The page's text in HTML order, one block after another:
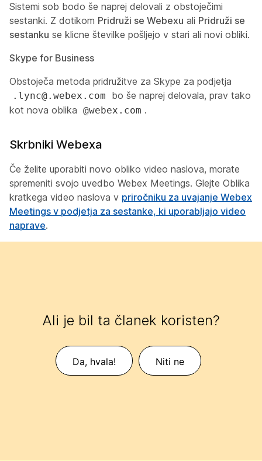
Sistemi sob bodo še naprej delovali z obstoječimi
sestanki. Z dotikom Pridruži se Webexu ali Pridruži se
sestanku se klicne številke pošljejo v stari ali novi obliki.
Skype for Business
Obstoječa metoda pridružitve za Skype za podjetja
.lync@.webex.com
bo še naprej delovala, prav tako
kot nova oblika @webex.com .
Skrbniki Webexa
Če želite uporabiti novo obliko video naslova, morate
spremeniti svojo uvedbo Webex Meetings. Glejte Oblika
kratkega video naslova v priročniku za uvajanje Webex
Meetings v podjetja za sestanke, ki uporabljajo video
naprave.
Ali je bil ta članek koristen?
Da, hvala! Niti ne